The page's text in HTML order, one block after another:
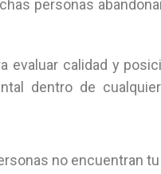
personas
evaluar calidad y
dentro de
no encuentran